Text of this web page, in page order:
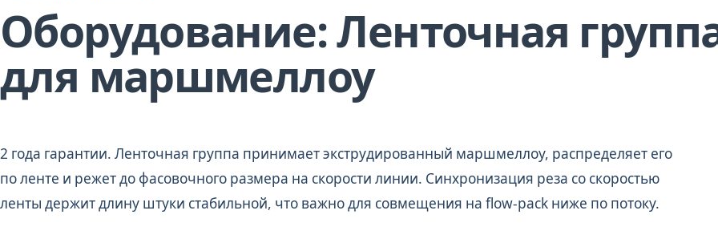
Оборудование: Ленточная
для маршмеллоу
2 года гарантии. Ленточная группа принимает экструдированный маршмеллоу, распределяет его
по ленте и режет до фасовочного размера на скорости линии. Синхронизация реза со скоростью
ленты держит длину штуки стабильной, что важно для совмещения на flow-pack ниже по потоку.